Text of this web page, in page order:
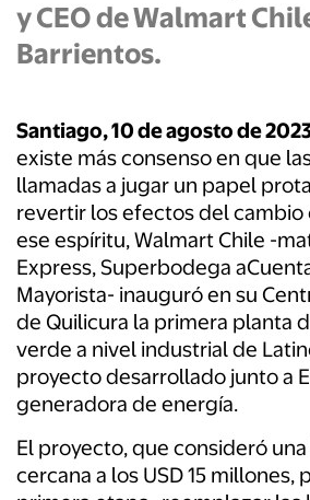
y CEO de Walmart
Barrientos.
Santiago, 10 de agosto de
existe más consenso en que
llamadas a jugar un papel
revertir los efectos del cambio
ese espíritu, Walmart Chile -
Express, Superbodega
Mayorista- inauguró en su
de Quilicura la primera planta
verde a nivel industrial de
proyecto desarrollado junto a
generadora de energía.
El proyecto, que consideró
cercana a los USD 15 millones,